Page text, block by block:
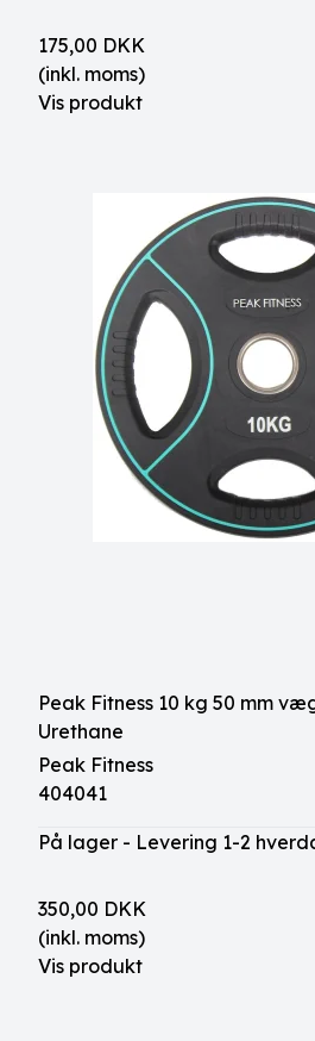
175,00 DKK
(inkl. moms)
Vis produkt
Peak Fitness 10 kg 50 mm
Urethane
Peak Fitness
404041
På lager - Levering 1-2
350,00 DKK
(inkl. moms)
Vis produkt